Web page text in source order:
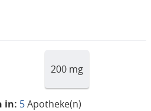
200 mg
in: 5Apotheke(n)